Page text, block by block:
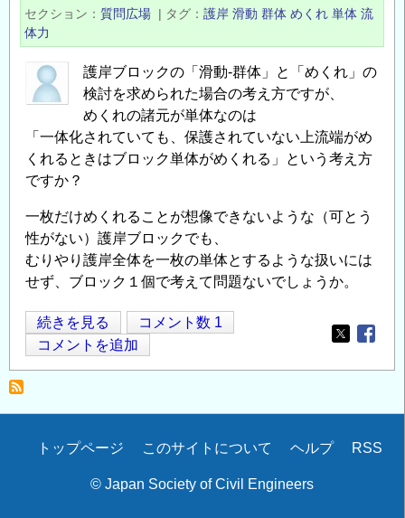
セクション
質問広場 | タグ 護岸 滑動 群体 めくれ 単体 流
体力
護岸ブロックの「滑動-群体」と「めくれ」の
検討を求められた場合の考え方ですが、
めくれの諸元が単体なのは
「一体化されていても、保護されていない上流端がめ
くれるときはブロック単体がめくれる」という考え方
ですか？
一枚だけめくれることが想像できないような（可とう
性がない）護岸ブロックでも、
むりやり護岸全体を一枚の単体とするような扱いには
せず、ブロック１個で考えて問題ないでしょうか。
護
岸
ブ
ッ
の
続きを見る
コメント数 1
コメントを追加
Opens in
Secondary
トップページ このサイトについて ヘルプ RSS
© Japan Society of Civil Engineers